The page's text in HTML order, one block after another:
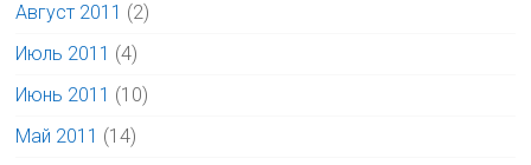
Август 2011 (2)
Июль 2011 (4)
Июнь 2011 (10)
Май 2011 (14)